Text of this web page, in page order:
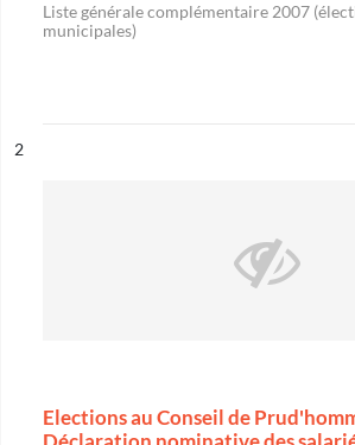
Liste générale complémentaire 2007
municipales)
n°
2
Elections au Conseil de